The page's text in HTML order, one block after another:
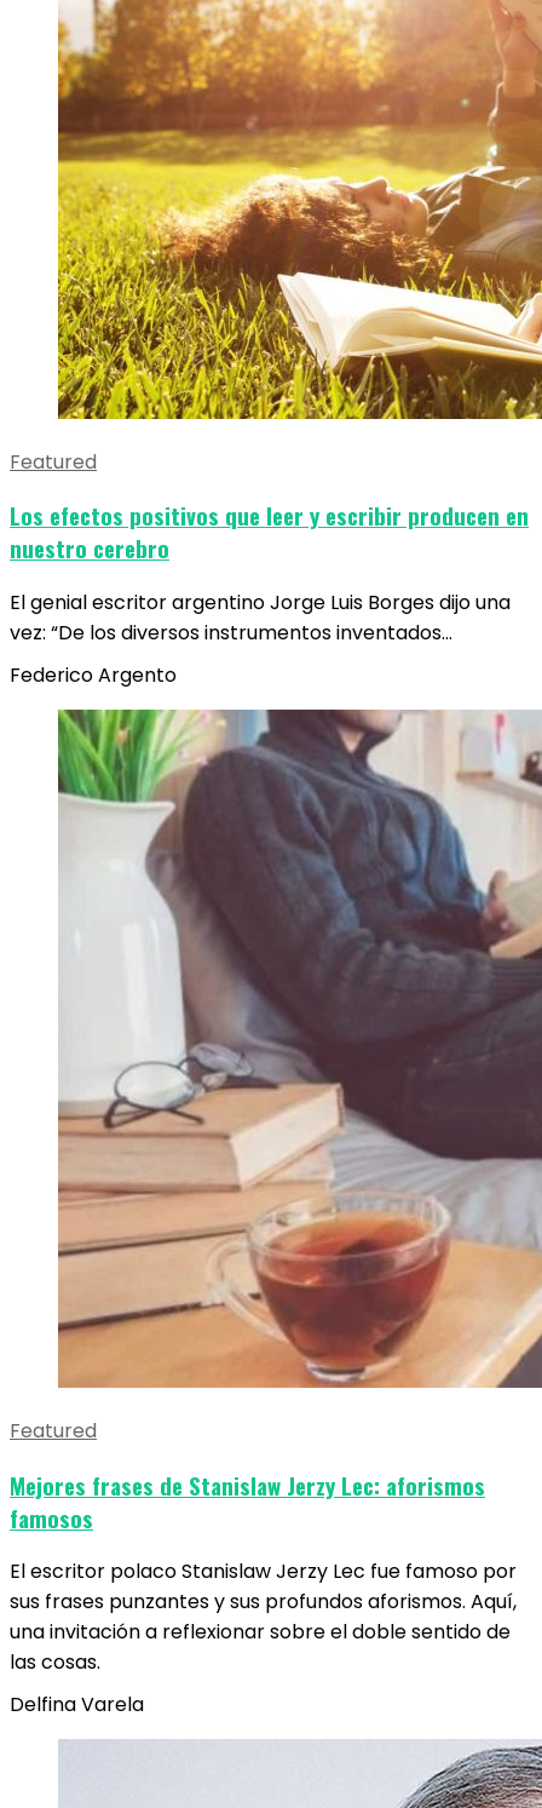
Featured
Los efectos positivos que leer y escribir producen en
nuestro cerebro
El genial escritor argentino Jorge Luis Borges dijo una
vez: “De los diversos instrumentos inventados…
Federico Argento
Featured
Mejores frases de Stanislaw Jerzy Lec: aforismos
famosos
El escritor polaco Stanislaw Jerzy Lec fue famoso por
sus frases punzantes y sus profundos aforismos. Aquí,
una invitación a reflexionar sobre el doble sentido de
las cosas.
Delfina Varela